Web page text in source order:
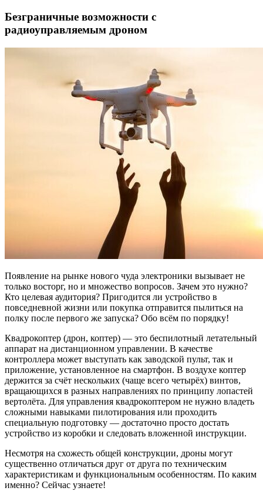
Безграничные возможности с
радиоуправляемым дроном
Появление на рынке нового чуда электроники вызывает не
только восторг, но и множество вопросов. Зачем это нужно?
Кто целевая аудитория? Пригодится ли устройство в
повседневной жизни или покупка отправится пылиться на
полку после первого же запуска? Обо всём по порядку!
Квадрокоптер (дрон, коптер) — это беспилотный летательный
аппарат на дистанционном управлении. В качестве
контроллера может выступать как заводской пульт, так и
приложение, установленное на смартфон. В воздухе коптер
держится за счёт нескольких (чаще всего четырёх) винтов,
вращающихся в разных направлениях по принципу лопастей
вертолёта. Для управления квадрокоптером не нужно владеть
сложными навыками пилотирования или проходить
специальную подготовку — достаточно просто достать
устройство из коробки и следовать вложенной инструкции.
Несмотря на схожесть общей конструкции, дроны могут
существенно отличаться друг от друга по техническим
характеристикам и функциональным особенностям. По каким
именно? Сейчас узнаете!